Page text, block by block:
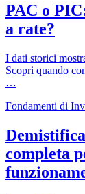
PAC o
a rate?
I dati storici
Scopri quando
…
Fondamenti di
completa